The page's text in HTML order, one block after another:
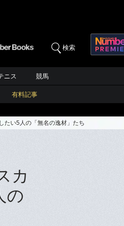
検索
ニス 競馬
有料記事
たい5人の「無名の逸材」たち
カ
の